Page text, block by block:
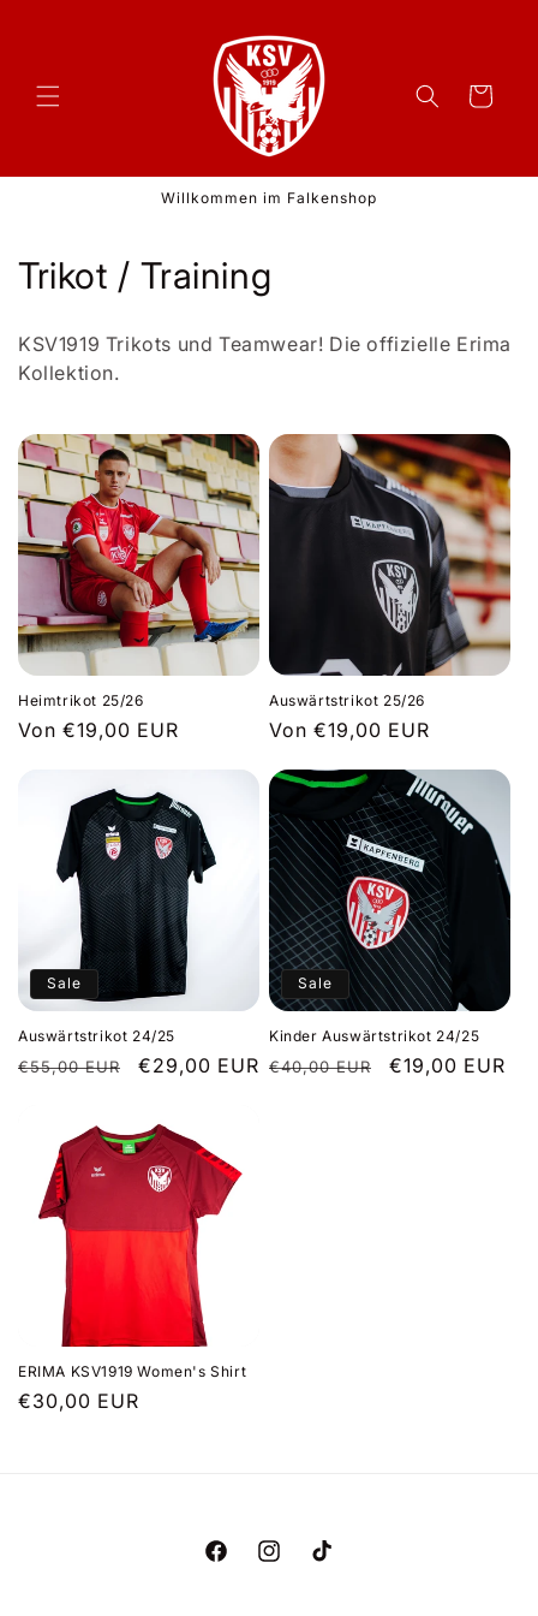
Warenkorb
Willkommen im Falkenshop
K
t
g
o
r
i
e
:
Trikot / Training
KSV1919 Trikots und Teamwear! Die offizielle Erima
Kollektion.
Heimtrikot 25/26
Normaler
Von €19,00 EUR
Auswärtstrikot 25/26
Normaler
Von €19,00 EUR
Sale
Auswärtstrikot 24/25
Normaler
€55,00 EUR Verkaufspreis
€29,00 EUR
Sale
Kinder Auswärtstrikot 24/25
Normaler
€40,00 EUR Verkaufspreis
€19,00 EUR
ERIMA KSV1919 Women's Shirt
Normaler
€30,00 EUR
FacebookInstagramTikTok